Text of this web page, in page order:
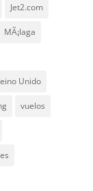
Jet2.com
MÃ¡laga
Unido
vuelos